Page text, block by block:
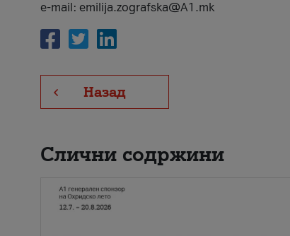
e-mail: emilija.zografska@A1.mk
Назад
Слични содржини